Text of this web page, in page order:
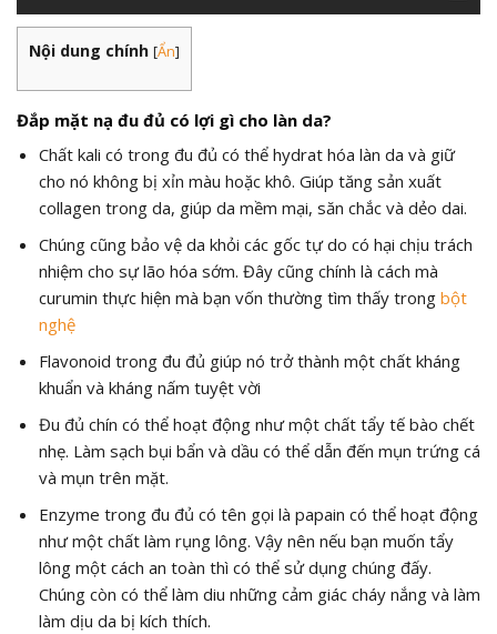
Nội dung chính [Ẩn]
Đắp mặt nạ đu đủ có lợi gì cho làn da?
Chất kali có trong đu đủ có thể hydrat hóa làn da và giữ
cho nó không bị xỉn màu hoặc khô. Giúp tăng sản xuất
collagen trong da, giúp da mềm mại, săn chắc và dẻo dai.
Chúng cũng bảo vệ da khỏi các gốc tự do có hại chịu trách
nhiệm cho sự lão hóa sớm. Đây cũng chính là cách mà
curumin thực hiện mà bạn vốn thường tìm thấy trong bột
nghệ
Flavonoid trong đu đủ giúp nó trở thành một chất kháng
khuẩn và kháng nấm tuyệt vời
Đu đủ chín có thể hoạt động như một chất tẩy tế bào chết
nhẹ. Làm sạch bụi bẩn và dầu có thể dẫn đến mụn trứng cá
và mụn trên mặt.
Enzyme trong đu đủ có tên gọi là papain có thể hoạt động
như một chất làm rụng lông. Vậy nên nếu bạn muốn tẩy
lông một cách an toàn thì có thể sử dụng chúng đấy.
Chúng còn có thể làm diu những cảm giác cháy nắng và làm
làm dịu da bị kích thích.